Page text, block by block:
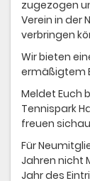
zugezogen
Verein in der
verbringen
Wir bieten
ermäßigtem
Meldet Euch
Tennispark
freuen
Für
Jahren nicht
Jahr des